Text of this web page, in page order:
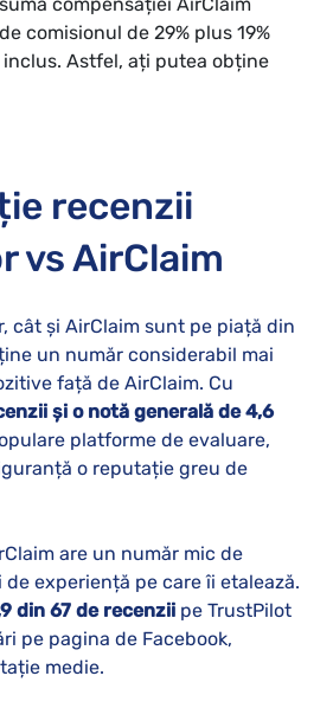
comisionul de 29% plus 19%
inclus. Astfel, ați putea obține
recenzii
vs AirClaim
cât și AirClaim sunt pe piață din
un număr considerabil mai
față de AirClaim. Cu
și o notă generală de 4,6
platforme de evaluare,
o reputație greu de
are un număr mic de
experiență pe care îi etalează.
din 67 de recenzii pe TrustPilot
pe pagina de Facebook,
medie.